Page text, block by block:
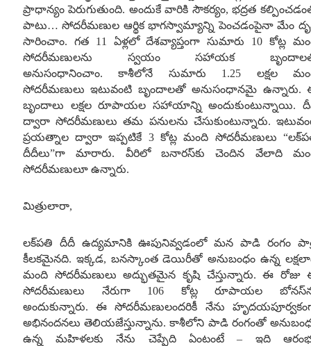
ప్రాధాన్యం పెరుగుతుంది. అందుకే వారికి సౌకర్యం,భద్రత
పాటు…సోదరీమణుల ఆర్థిక భాగస్వామ్యాన్ని పెంచడంపైనా మేం
సారించాం. గత 11 ఏళ్లలో దేశవ్యాప్తంగా సుమారు 10కోట్ల
సోదరీమణులను స్వయం సహాయక
అనుసంధానించాం.కాశీలోనే సుమారు 1.25 లక్షల
సోదరీమణులు ఇటువంటి బృందాలతో అనుసంధానమై ఉన్నారు.
బృందాలు లక్షల రూపాయల సహాయాన్ని అందుకుంటున్నాయి.
ద్వారా సోదరీమణులు తమ పనులను చేసుకుంటున్నారు.
ప్రయత్నాల ద్వారా ఇప్పటికే 3కోట్ల మంది సోదరీమణులు
దీదీలు”గా మారారు. వీరిలో బనారస్‌కు చెందిన వేలాది
సోదరీమణులూ ఉన్నారు.
మిత్రులారా,
లక్‌పతి దీదీ ఉద్యమానికి ఊపునివ్వడంలో మన పాడి రంగం
కీలకమైనది. ఇక్కడ, బనస్కాంత డెయిరీతో అనుబంధం ఉన్న
మంది సోదరీమణులు అద్భుతమైన కృషి చేస్తున్నారు.ఈ రోజు
సోదరీమణులు నేరుగా 106 కోట్ల రూపాయల
అందుకున్నారు.ఈ సోదరీమణులందరికీ నేను
అభినందనలు తెలియజేస్తున్నాను.కాశీలోని పాడి రంగంతో
ఉన్న మహిళలకు నేను చెప్పేది ఏంటంటే– ఇది